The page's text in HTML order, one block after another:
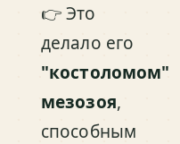
👉 Это
делало его
"костоломом"
мезозоя,
способным